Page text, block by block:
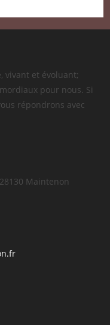
vivant et évoluant;
pour nous. Si
répondrons avec
Maintenon
S’ouvre